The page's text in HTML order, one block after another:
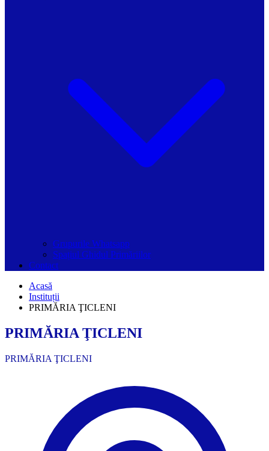
Grupurile Whatsapp
Spațiul Ghidul Primăriilor
Contact
Acasă
Instituții
PRIMĂRIA ŢICLENI
PRIMĂRIA ŢICLENI
PRIMĂRIA ŢICLENI